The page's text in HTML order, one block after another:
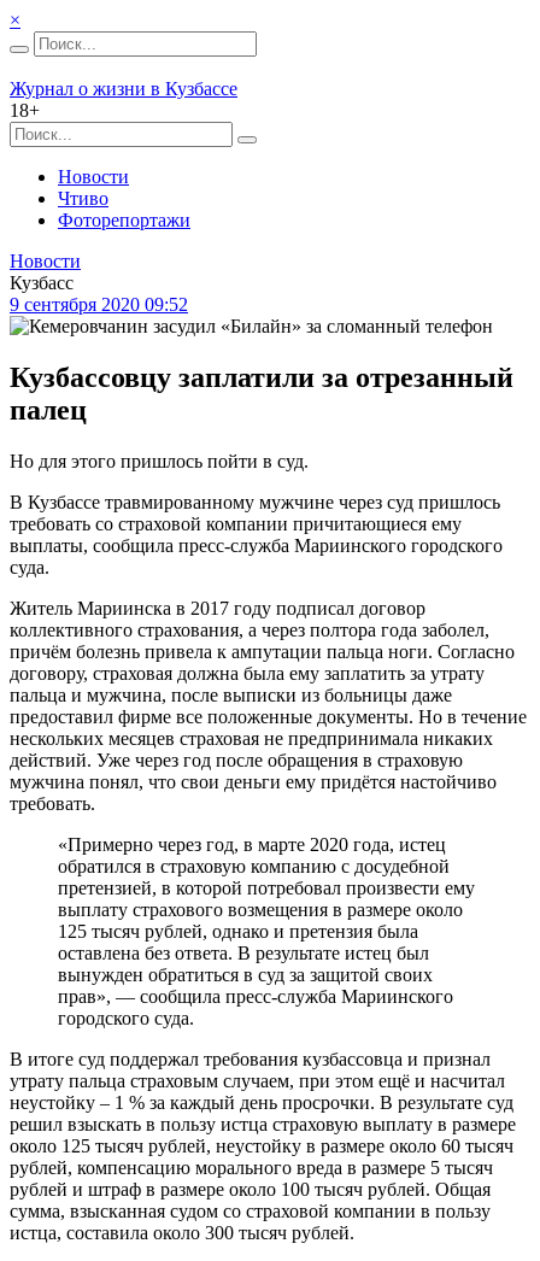
×
Журнал о жизни в Кузбассе
18+
Новости
Чтиво
Фоторепортажи
Новости
Кузбасс
9 сентября 2020 09:52
Кузбассовцу заплатили за отрезанный
палец
Но для этого пришлось пойти в суд.
В Кузбассе травмированному мужчине через суд пришлось
требовать со страховой компании причитающиеся ему
выплаты, сообщила пресс-служба Мариинского городского
суда.
Житель Мариинска в 2017 году подписал договор
коллективного страхования, а через полтора года заболел,
причём болезнь привела к ампутации пальца ноги. Согласно
договору, страховая должна была ему заплатить за утрату
пальца и мужчина, после выписки из больницы даже
предоставил фирме все положенные документы. Но в течение
нескольких месяцев страховая не предпринимала никаких
действий. Уже через год после обращения в страховую
мужчина понял, что свои деньги ему придётся настойчиво
требовать.
«Примерно через год, в марте 2020 года, истец
обратился в страховую компанию с досудебной
претензией, в которой потребовал произвести ему
выплату страхового возмещения в размере около
125 тысяч рублей, однако и претензия была
оставлена без ответа. В результате истец был
вынужден обратиться в суд за защитой своих
прав», — сообщила пресс-служба Мариинского
городского суда.
В итоге суд поддержал требования кузбассовца и признал
утрату пальца страховым случаем, при этом ещё и насчитал
неустойку – 1 % за каждый день просрочки. В результате суд
решил взыскать в пользу истца страховую выплату в размере
около 125 тысяч рублей, неустойку в размере около 60 тысяч
рублей, компенсацию морального вреда в размере 5 тысяч
рублей и штраф в размере около 100 тысяч рублей. Общая
сумма, взысканная судом со страховой компании в пользу
истца, составила около 300 тысяч рублей.